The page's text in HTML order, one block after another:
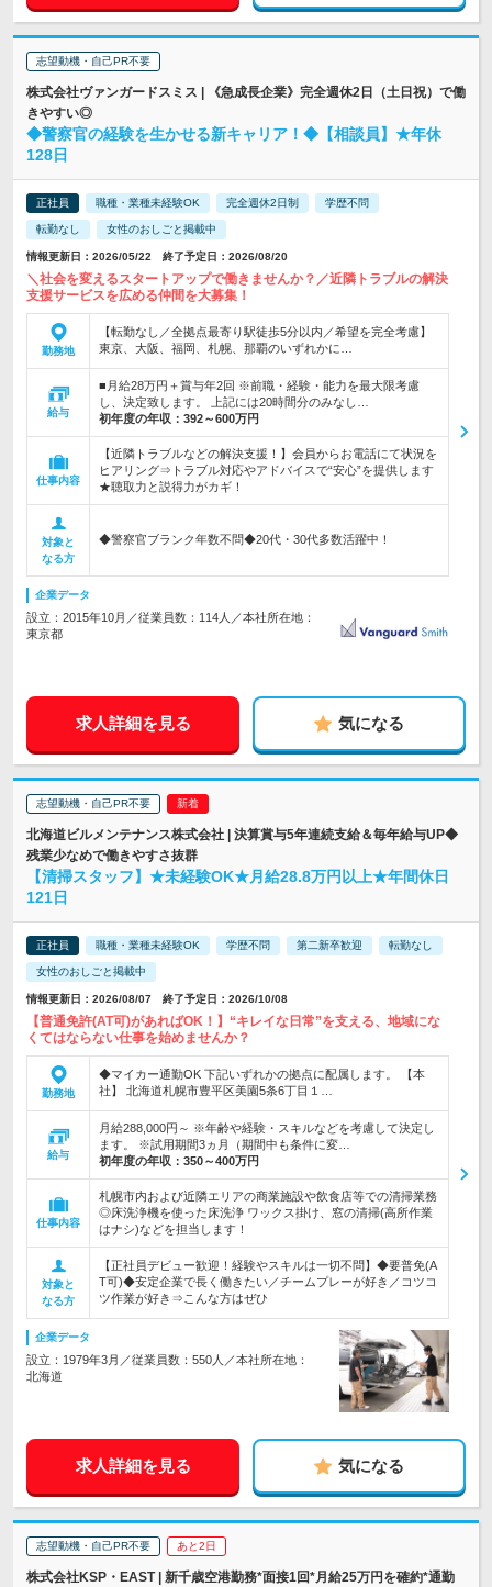
志望動機・自己PR不要
株式会社ヴァンガードスミス | 《急成長企業》完全週休2日（土日祝）で働
きやすい◎
◆警察官の経験を生かせる新キャリア！◆【相談員】★年休
128日
正社員 職種・業種未経験OK 完全週休2日制 学歴不問
転勤なし 女性のおしごと掲載中
情報更新日：2026/05/22 終了予定日：2026/08/20
＼社会を変えるスタートアップで働きませんか？／近隣トラブルの解決
支援サービスを広める仲間を大募集！
勤務地
【転勤なし／全拠点最寄り駅徒歩5分以内／希望を完全考慮】
東京、大阪、福岡、札幌、那覇のいずれかに…
給与
■月給28万円＋賞与年2回 ※前職・経験・能力を最大限考慮
し、決定致します。 上記には20時間分のみなし…
初年度の年収： 392～600万円
仕事内容
【近隣トラブルなどの解決支援！】会員からお電話にて状況を
ヒアリング⇒トラブル対応やアドバイスで“安心”を提供します
★聴取力と説得力がカギ！
対象と
なる方
◆警察官ブランク年数不問◆20代・30代多数活躍中！
企業データ
設立：2015年10月／従業員数：114人／本社所在地：
東京都
求人詳細を見る 気になる
志望動機・自己PR不要
北海道ビルメンテナンス株式会社 | 決算賞与5年連続支給＆毎年給与UP◆
残業少なめで働きやすさ抜群
【清掃スタッフ】★未経験OK★月給28.8万円以上★年間休日
121日
正社員 職種・業種未経験OK 学歴不問 第二新卒歓迎 転勤なし
女性のおしごと掲載中
情報更新日：2026/08/07 終了予定日：2026/10/08
【普通免許(AT可)があればOK！】“キレイな日常”を支える、地域にな
くてはならない仕事を始めませんか？
勤務地
◆マイカー通勤OK 下記いずれかの拠点に配属します。 【本
社】 北海道札幌市豊平区美園5条6丁目１…
給与
月給288,000円～ ※年齢や経験・スキルなどを考慮して決定し
ます。 ※試用期間3ヵ月（期間中も条件に変…
初年度の年収： 350～400万円
仕事内容
札幌市内および近隣エリアの商業施設や飲食店等での清掃業務
◎床洗浄機を使った床洗浄 ワックス掛け、窓の清掃(高所作業
はナシ)などを担当します！
対象と
なる方
【正社員デビュー歓迎！経験やスキルは一切不問】◆要普免(A
T可)◆安定企業で長く働きたい／チームプレーが好き／コツコ
ツ作業が好き⇒こんな方はぜひ
企業データ
設立：1979年3月／従業員数：550人／本社所在地：
北海道
求人詳細を見る 気になる
志望動機・自己PR不要 あと2日
株式会社KSP・EAST | 新千歳空港勤務*面接1回*月給25万円を確約*通勤